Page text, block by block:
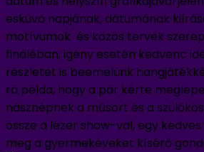
esküvő napjának, dátumának
motívumok és közös tervek
fináléban, igény esetén kedvenc
részletet is beemelünk
rá példa, hogy a pár kérte
násznépnek a műsort és a
össze a lézer show-val, egy
meg a gyermekéveket kísérő